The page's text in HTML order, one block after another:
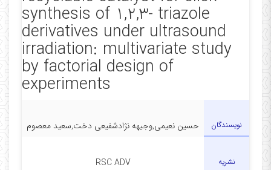
synthesis of 1,2,3- triazole
derivatives under ultrasound
irradiation: multivariate study
by factorial design of
experiments
نویسندگان حسین نعیمی,وجیهه نژادشفیعی دخت,سعید معصوم
نشریه RSC ADV